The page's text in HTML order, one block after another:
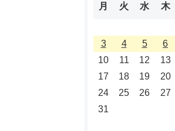
月 火 水 木
3
4 5 6
10
11 12 13
17
18 19 20
24
25 26 27
31